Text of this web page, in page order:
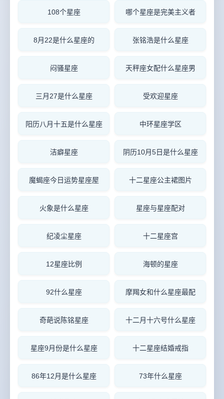
108个星座 哪个星座是完美主义者
8月22是什么星座的 张铭浩是什么星座
闷骚星座 天秤座女配什么星座男
三月27是什么星座 受欢迎星座
阳历八月十五是什么星座 中环星座学区
洁癖星座 阴历10月5日是什么星座
魔蝎座今日运势星座屋 十二星座公主裙图片
火象是什么星座 星座与星座配对
纪凌尘星座 十二星座宫
12星座比例 海顿的星座
92什么星座 摩羯女和什么星座最配
奇葩说陈铭星座 十二月十六号什么星座
星座9月份是什么星座 十二星座结婚戒指
86年12月是什么星座 73年什么星座